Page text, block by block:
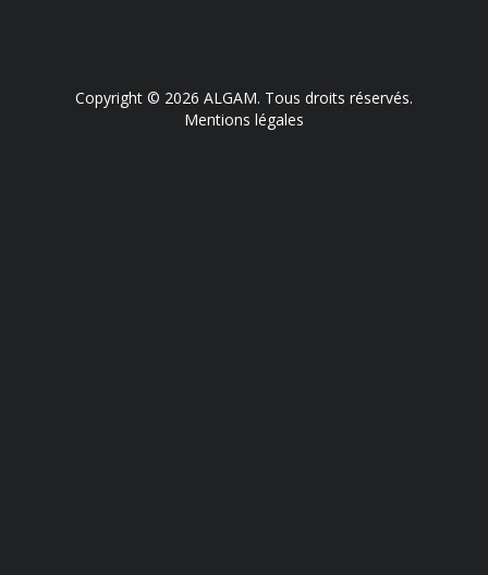
Copyright © 2026 ALGAM. Tous droits réservés.
Mentions légales